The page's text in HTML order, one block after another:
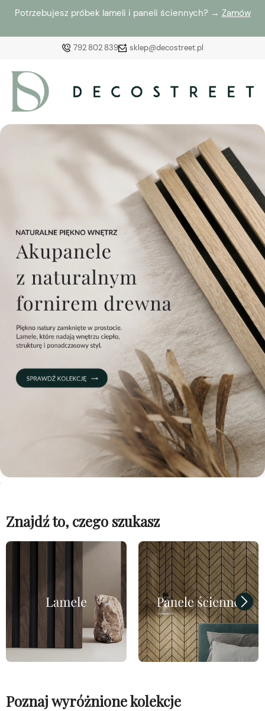
Potrzebujesz próbek lameli i paneli ściennych? → Zamów
792 802 839 sklep@decostreet.pl
Załóż konto
Wybierz coś dla siebie z naszej aktualnej oferty lub
zaloguj się, aby przywrócić dodane produkty do listy
z poprzedniej sesji.
Znajdź to, czego szukasz
Poznaj wyróżnione kolekcje